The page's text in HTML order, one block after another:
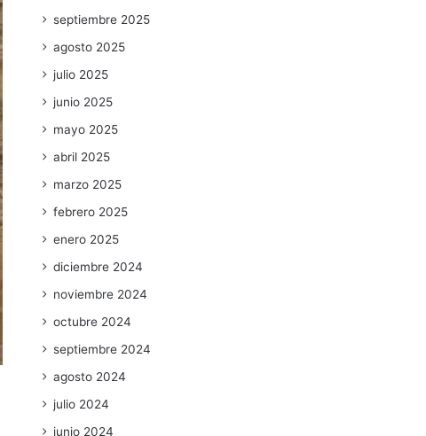
septiembre 2025
agosto 2025
julio 2025
junio 2025
mayo 2025
abril 2025
marzo 2025
febrero 2025
enero 2025
diciembre 2024
noviembre 2024
octubre 2024
septiembre 2024
agosto 2024
julio 2024
junio 2024